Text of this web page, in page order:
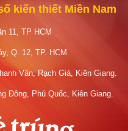
kiến thiết Miền Nam
11, TP HCM
Q. 12, TP. HCM
Vân, Rạch Giá, Kiên Giang.
Đông, Phú Quốc, Kiên Giang.